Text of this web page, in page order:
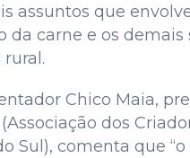
assuntos que
da carne e os demais
Chico Maia,
dos
Sul), comenta que